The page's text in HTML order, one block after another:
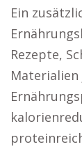
Ein
Rezepte,